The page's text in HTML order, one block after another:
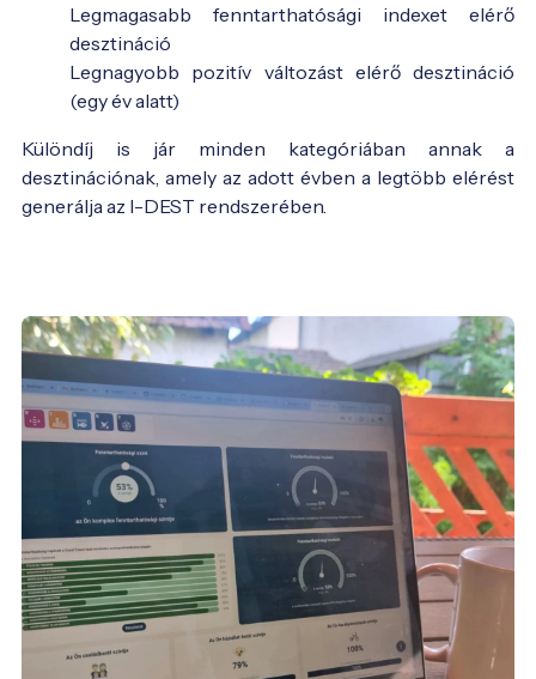
Legmagasabb fenntarthatósági indexet elérő
desztináció
Legnagyobb pozitív változást elérő desztináció
(egy év alatt)
Különdíj is jár minden kategóriában annak a
desztinációnak, amely az adott évben a legtöbb elérést
generálja az I-DEST rendszerében.